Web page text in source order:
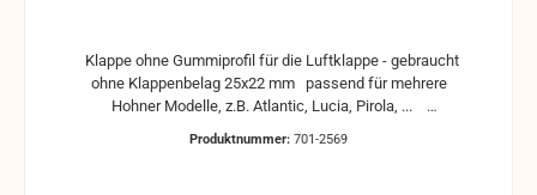
ohne Klappenbelag 25x22 mm passend für mehrere
Hohner Modelle, z.B. Atlantic, Lucia, Pirola, ...
gebrauchte Teile können optische Beschädigungen
Produktnummer: 701-2569